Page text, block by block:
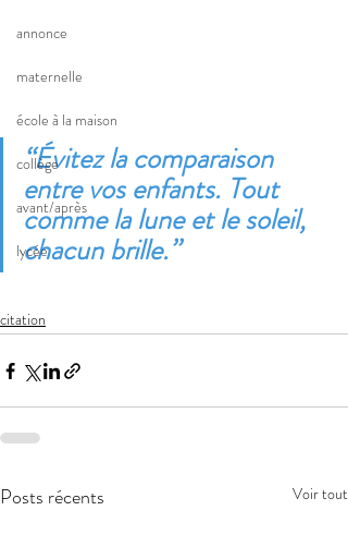
annonce
maternelle
école à la maison
collège
avant/après
lycée
‘‘Évitez la comparaison
entre vos enfants. Tout
comme la lune et le soleil,
chacun brille.’’
citation
Posts récents Voir tout